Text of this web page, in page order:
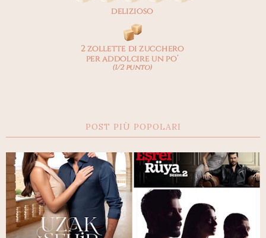
POST PIÙ POPOLARI